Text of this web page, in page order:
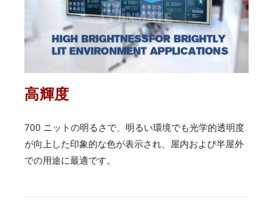
高輝度
700 ニットの明るさで、明るい環境でも光学的透明度
が向上した印象的な色が表示され、屋内および半屋外
での用途に最適です。